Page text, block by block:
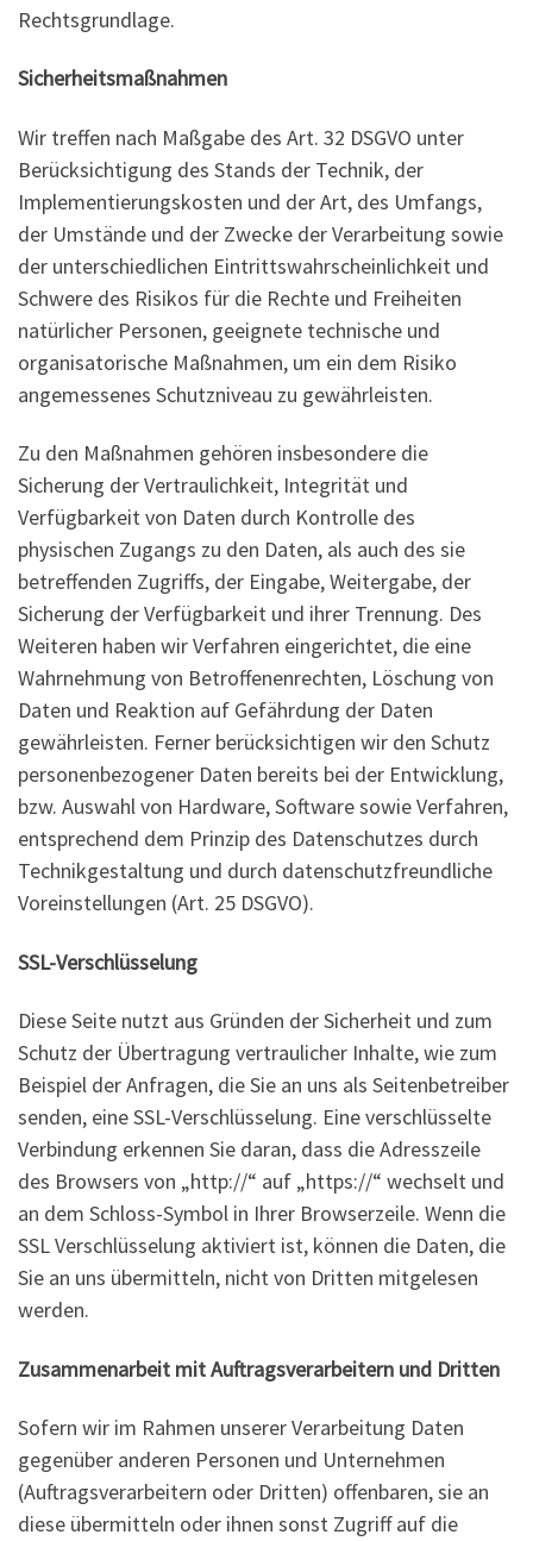
Rechtsgrundlage.
Sicherheitsmaßnahmen
Wir treffen nach Maßgabe des Art. 32 DSGVO unter
Berücksichtigung des Stands der Technik, der
Implementierungskosten und der Art, des Umfangs,
der Umstände und der Zwecke der Verarbeitung sowie
der unterschiedlichen Eintrittswahrscheinlichkeit und
Schwere des Risikos für die Rechte und Freiheiten
natürlicher Personen, geeignete technische und
organisatorische Maßnahmen, um ein dem Risiko
angemessenes Schutzniveau zu gewährleisten.
Zu den Maßnahmen gehören insbesondere die
Sicherung der Vertraulichkeit, Integrität und
Verfügbarkeit von Daten durch Kontrolle des
physischen Zugangs zu den Daten, als auch des sie
betreffenden Zugriffs, der Eingabe, Weitergabe, der
Sicherung der Verfügbarkeit und ihrer Trennung. Des
Weiteren haben wir Verfahren eingerichtet, die eine
Wahrnehmung von Betroffenenrechten, Löschung von
Daten und Reaktion auf Gefährdung der Daten
gewährleisten. Ferner berücksichtigen wir den Schutz
personenbezogener Daten bereits bei der Entwicklung,
bzw. Auswahl von Hardware, Software sowie Verfahren,
entsprechend dem Prinzip des Datenschutzes durch
Technikgestaltung und durch datenschutzfreundliche
Voreinstellungen (Art. 25 DSGVO).
SSL-Verschlüsselung
Diese Seite nutzt aus Gründen der Sicherheit und zum
Schutz der Übertragung vertraulicher Inhalte, wie zum
Beispiel der Anfragen, die Sie an uns als Seitenbetreiber
senden, eine SSL-Verschlüsselung. Eine verschlüsselte
Verbindung erkennen Sie daran, dass die Adresszeile
des Browsers von „http://“ auf „https://“ wechselt und
an dem Schloss-Symbol in Ihrer Browserzeile. Wenn die
SSL Verschlüsselung aktiviert ist, können die Daten, die
Sie an uns übermitteln, nicht von Dritten mitgelesen
werden.
Zusammenarbeit mit Auftragsverarbeitern und Dritten
Sofern wir im Rahmen unserer Verarbeitung Daten
gegenüber anderen Personen und Unternehmen
(Auftragsverarbeitern oder Dritten) offenbaren, sie an
diese übermitteln oder ihnen sonst Zugriff auf die